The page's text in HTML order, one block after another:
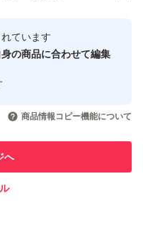
安全なユーザーです
完了させた実績があります
取引実績があります
れています
の商品に合わせて編集
商品情報コピー機能について
へ